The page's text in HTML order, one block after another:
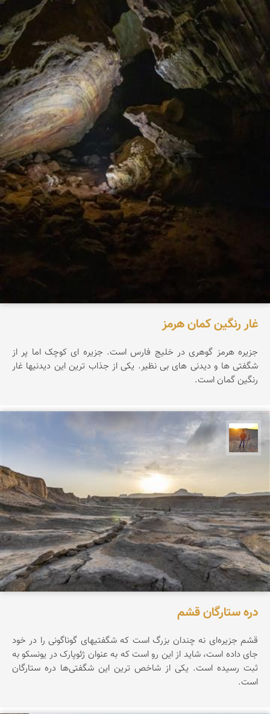
غار رنگین کمان هرمز
جزیره هرمز گوهری در خلیج فارس است. جزیره ای کوچک اما پر از
شگفتی ها و دیدنی های بی نظیر. یکی از جذاب ترین این دیدنیها غار
رنگین گمان است.
مهدی مخلصیان
دره ستارگان قشم
قشم جزیره‌ای نه چندان بزرگ است که شگفتیهای گوناگونی را در خود
جای داده است، شاید از این رو است که به عنوان ژئوپارک در یونسکو به
ثبت رسیده است. یکی از شاخص ترین این شگفتی‌ها دره ستارگان
است.